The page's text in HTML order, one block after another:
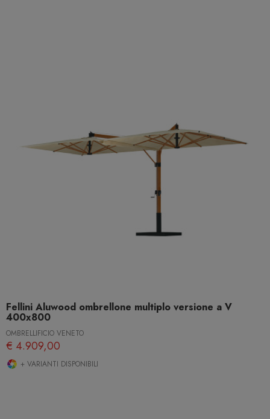
Fellini Aluwood ombrellone multiplo versione a V
400x800
OMBRELLIFICIO VENETO
€ 4.909,00
+ VARIANTI DISPONIBILI